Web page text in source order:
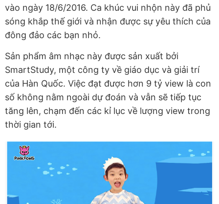
vào ngày 18/6/2016. Ca khúc vui nhộn này đã phủ
sóng khắp thế giới và nhận được sự yêu thích của
đông đảo các bạn nhỏ.
Sản phẩm âm nhạc này được sản xuất bởi
SmartStudy, một công ty về giáo dục và giải trí
của Hàn Quốc. Việc đạt được hơn 9 tỷ view là con
số không nằm ngoài dự đoán và vẫn sẽ tiếp tục
tăng lên, chạm đến các kỉ lục về lượng view trong
thời gian tới.